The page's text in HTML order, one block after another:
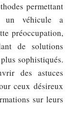
permettant
un véhicule a
préoccupation,
de solutions
sophistiqués.
des astuces
ceux désireux
sur leurs